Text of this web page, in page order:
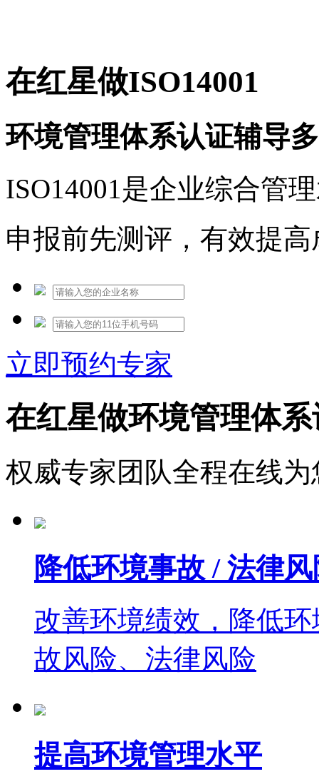
在红星做ISO14001
环境管理体系认证辅导
ISO14001是企业综合管
申报前先测评，有效提
立即预约专家
在红星做环境管理体
权威专家团队全程在线
降低环境事故 / 法律
改善环境绩效，降低环
故风险、法律风险
提高环境管理水平